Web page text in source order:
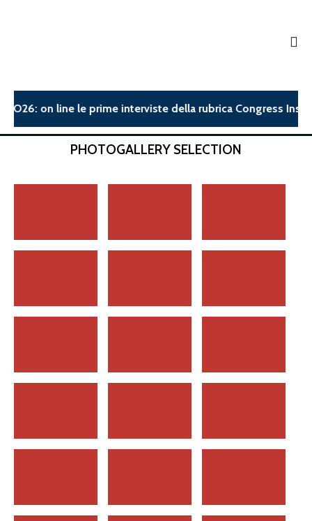
on line le prime interviste della rubrica Congress
PHOTOGALLERY SELECTION